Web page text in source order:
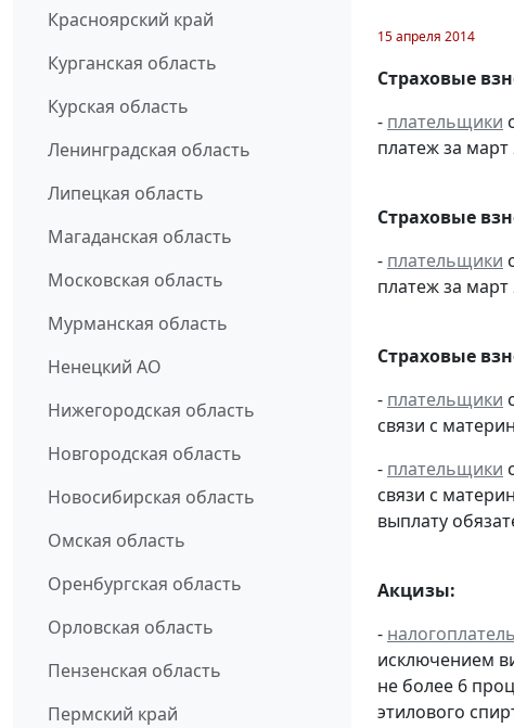
Красноярский край
Курганская область
Курская область
Ленинградская область
Липецкая область
Магаданская область
Московская область
Мурманская область
Ненецкий АО
Нижегородская область
Новгородская область
Новосибирская область
Омская область
Оренбургская область
Орловская область
Пензенская область
Пермский край
15 апреля 2014
Страховые
- плательщики
платеж за март
Страховые
- плательщики
платеж за март
Страховые
- плательщики
связи с
- плательщики
связи с
выплату
Акцизы:
-
исключением
не более 6
этилового